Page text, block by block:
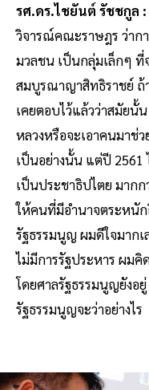
รศ.ดร.ไชยันต์ รัชชกูล :
วิจารณ์คณะราษฎร ว่าก
มวลชน เป็นกลุ่มเล็กๆ ที่
สมบูรณาญาสิทธิราชย์
เคยตอบไว้แล้วว่าสมัย
หลวงหรือจะเอาคนมาช่
เป็นอย่างนั้น แต่ปี 2561
เป็นประชาธิปไตย มาก
ให้คนที่มีอำนาจตระหนั
รัฐธรรมนูญ ผมดีใจมาก
ไม่มีการรัฐประหาร ผมคิ
โดยศาลรัฐธรรมนูญยังอ
รัฐธรรมนูญจะว่าอย่างไร